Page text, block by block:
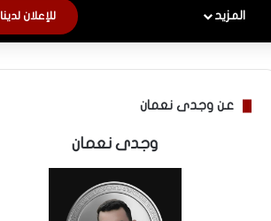
المزيد للإعلان لدينا
عن وجدى نعمان
وجدى نعمان